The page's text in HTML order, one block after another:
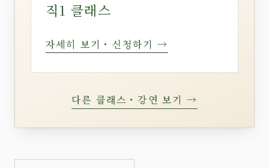
직1 클래스
자세히 보기・신청하기 →
다른 클래스・강연 보기 →